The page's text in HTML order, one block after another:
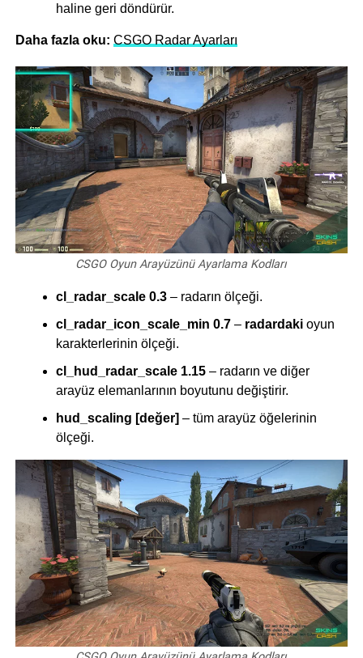
haline geri döndürür.
Daha fazla oku: CSGO Radar Ayarları
CSGO Oyun Arayüzünü Ayarlama Kodları
cl_radar_scale 0.3 – radarın ölçeği.
cl_radar_icon_scale_min 0.7 – radardaki oyun
karakterlerinin ölçeği.
cl_hud_radar_scale 1.15 – radarın ve diğer
arayüz elemanlarının boyutunu değiştirir.
hud_scaling [değer] – tüm arayüz öğelerinin
ölçeği.